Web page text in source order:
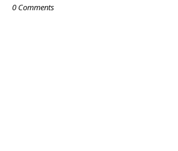
0 Comments